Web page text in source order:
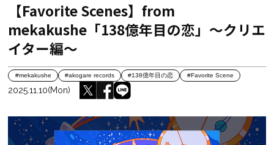
【Favorite Scenes】from
mekakushe「138億年目の恋」～クリエ
イター編～
#mekakushe #akogare records #138億年目の恋 #Favorite Scene
2025.11.10(Mon)